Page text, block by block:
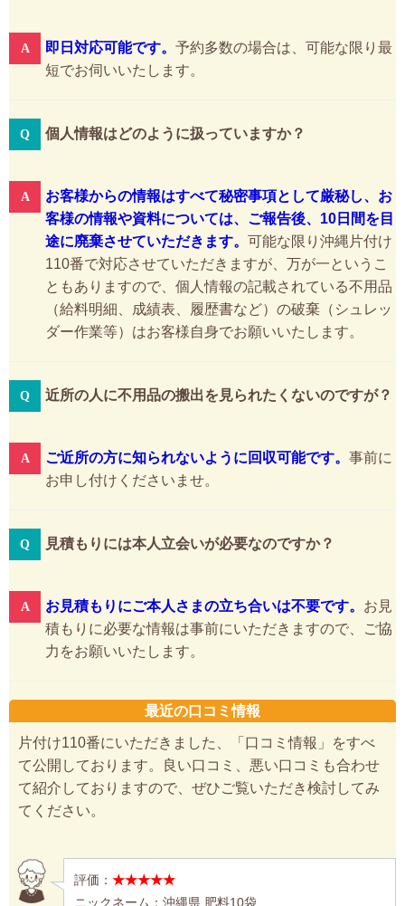
即日対応可能です。 予約多数の場合は、可能な限り最
短でお伺いいたします。
個人情報はどのように扱っていますか？
お客様からの情報はすべて秘密事項として厳秘し、お
客様の情報や資料については、ご報告後、10日間を目
途に廃棄させていただきます。 可能な限り沖縄片付け
110番で対応させていただきますが、万が一というこ
ともありますので、個人情報の記載されている不用品
（給料明細、成績表、履歴書など）の破棄（シュレッ
ダー作業等）はお客様自身でお願いいたします。
近所の人に不用品の搬出を見られたくないのですが？
ご近所の方に知られないように回収可能です。 事前に
お申し付けくださいませ。
見積もりには本人立会いが必要なのですか？
お見積もりにご本人さまの立ち合いは不要です。 お見
積もりに必要な情報は事前にいただきますので、ご協
力をお願いいたします。
最近の口コミ情報
片付け110番にいただきました、「口コミ情報」をすべ
て公開しております。良い口コミ、悪い口コミも合わせ
て紹介しておりますので、ぜひご覧いただき検討してみ
てください。
評価： ★★★★★
ニックネーム：沖縄県 肥料10袋